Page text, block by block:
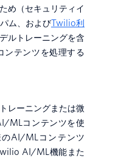
め（セキュリティイ
ム、およびTwilio利
ルトレーニングを含
テンツを処理する
レーニングまたは微
MLコンテンツを使
のAI/MLコンテンツ
AI/ML機能また